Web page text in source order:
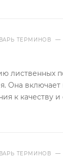
ТЕРМИНОВ —
лиственных
Она включает
к качеству
ТЕРМИНОВ —